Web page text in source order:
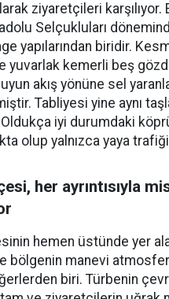
ziyaretçileri karşılıyor.
Selçukluları
yapılarından biridir.
yuvarlak kemerli beş
akış yönüne sel
Tabliyesi yine aynı
iyi durumdaki
olup yalnızca yaya
her ayrıntısıyla
hemen üstünde yer
bölgenin manevi
biri. Türbenin